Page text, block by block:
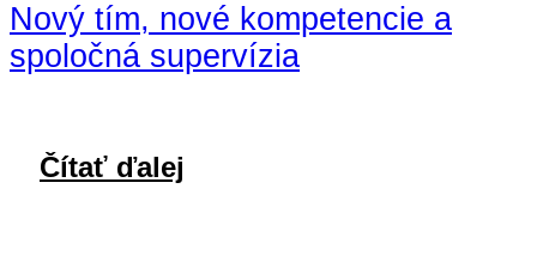
Nový tím, nové kompetencie a
spoločná supervízia
Čítať ďalej